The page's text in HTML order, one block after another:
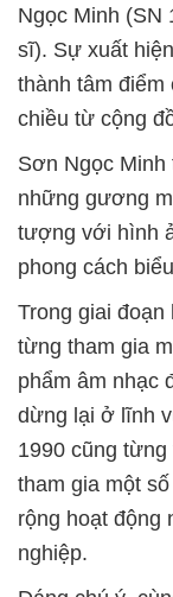
Ngọc Minh (SN
sĩ). Sự xuất
thành tâm điểm
chiều từ cộng
Sơn Ngọc
những gương
tượng với hình
phong cách
Trong giai đoạn
từng tham gia
phẩm âm nhạc
dừng lại ở lĩnh
1990 cũng
tham gia một
rộng hoạt động
nghiệp.